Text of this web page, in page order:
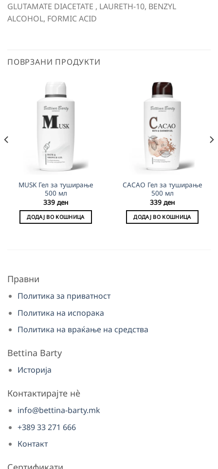
GLUTAMATE DIACETATE , LAURETH-10, BENZYL
ALCOHOL, FORMIC ACID
ПОВРЗАНИ ПРОДУКТИ
MUSK Гел за туширање
500 мл
339 ден
ДОДАЈ ВО КОШНИЦА
CACAO Гел за туширање
500 мл
339 ден
ДОДАЈ ВО КОШНИЦА
Правни
Политика за приватност
Политика на испорака
Политика на враќање на средства
Bettina Barty
Историја
Контактирајте нè
info@bettina-barty.mk
+389 33 271 666
Контакт